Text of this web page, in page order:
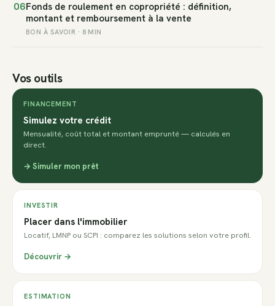
06Fonds de roulement en copropriété : définition,
montant et remboursement à la vente
BON À SAVOIR · 8 MIN
Vos outils
FINANCEMENT
Simulez votre crédit
Mensualité, coût total et montant emprunté — calculés en
direct.
→ Simuler mon prêt
INVESTIR
Placer dans l'immobilier
Locatif, LMNP ou SCPI : comparez les solutions selon votre profil.
Découvrir →
ESTIMATION